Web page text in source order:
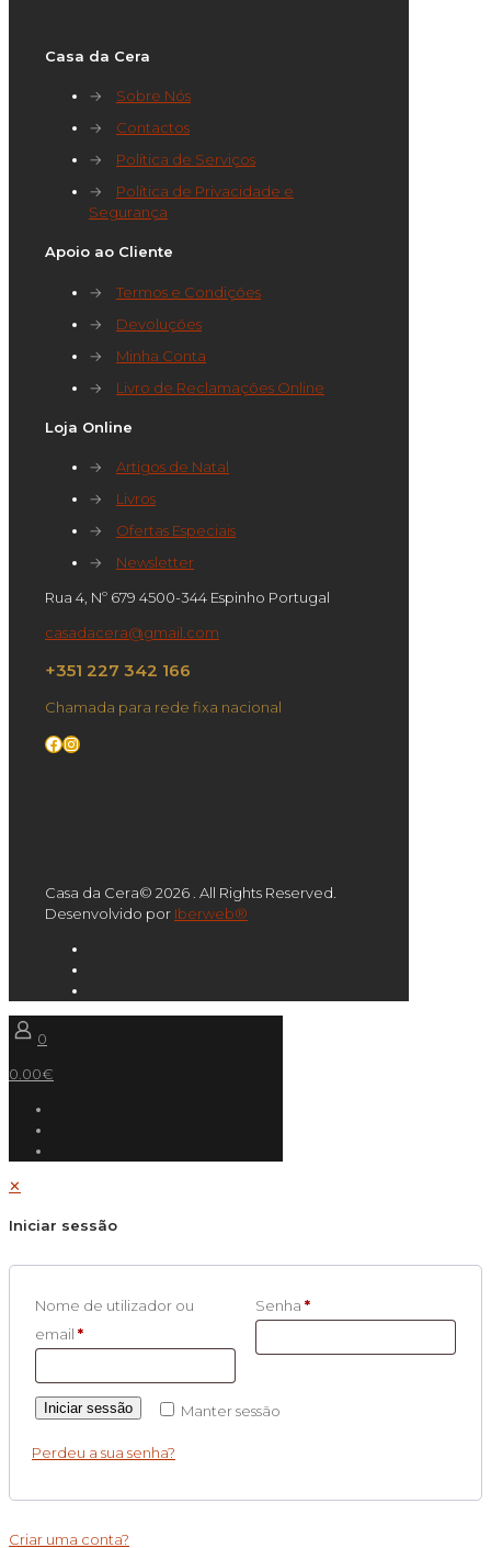
Casa da Cera
→
Sobre Nós
→
Contactos
→
Política de Serviços
→
Política de Privacidade e
Segurança
Apoio ao Cliente
→
Termos e Condições
→
Devoluções
→
Minha Conta
→
Livro de Reclamações Online
Loja Online
→
Artigos de Natal
→
Livros
→
Ofertas Especiais
→
Newsletter
Rua 4, Nº 679 4500-344 Espinho Portugal
casadacera@gmail.com
+351 227 342 166
Chamada para rede fixa nacional
Facebook
Instagram
Casa da Cera© 2026 . All Rights Reserved.
Desenvolvido por Iberweb®
0
0.00€
✕
Iniciar sessão
Nome de utilizador ou
email *
Senha *
Manter sessão
Iniciar sessão
Perdeu a sua senha?
Criar uma conta?